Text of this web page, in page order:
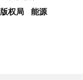
权局
能源